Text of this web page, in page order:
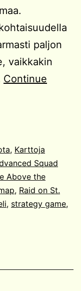
paljon
vaikkakin
Continue
, Karttoja
Squad
Above the
, Raid on St.
, strategy game,